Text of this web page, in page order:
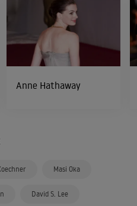
Anne Hathaway
Masi Oka
David S. Lee